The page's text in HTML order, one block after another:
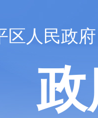
区人民政府